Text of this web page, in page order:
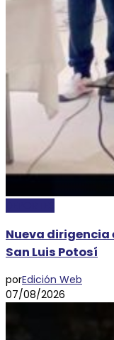
Nueva dirigencia
San Luis Potosí
porEdición Web
07/08/2026